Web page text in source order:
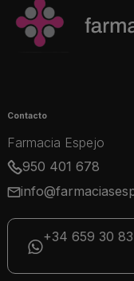
Contacto
Farmacia Espejo
950 401 678
+34 659 30